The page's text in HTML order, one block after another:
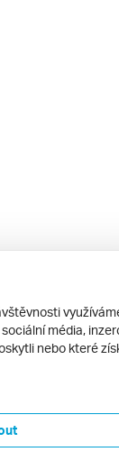
média,
nebo které